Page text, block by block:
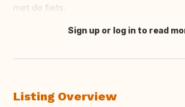
met de fiets.
Translate this
Sign up or log in to read
Listing Overview